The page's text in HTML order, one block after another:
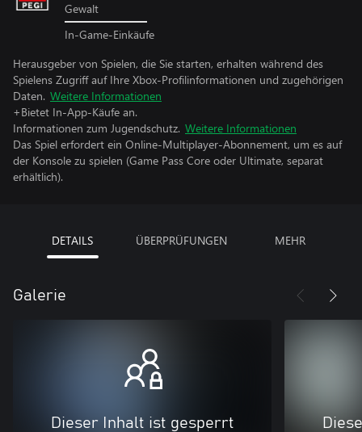
Gewalt
In-Game-Einkäufe
Herausgeber von Spielen, die Sie starten, erhalten während des
Spielens Zugriff auf Ihre Xbox-Profilinformationen und zugehörigen
Daten. Weitere Informationen
+Bietet In-App-Käufe an.
Informationen zum Jugendschutz. Weitere Informationen
Das Spiel erfordert ein Online-Multiplayer-Abonnement, um es auf
der Konsole zu spielen (Game Pass Core oder Ultimate, separat
erhältlich).
DETAILS ÜBERPRÜFUNGEN MEHR
Galerie
Dieser Inhalt ist gesperrt